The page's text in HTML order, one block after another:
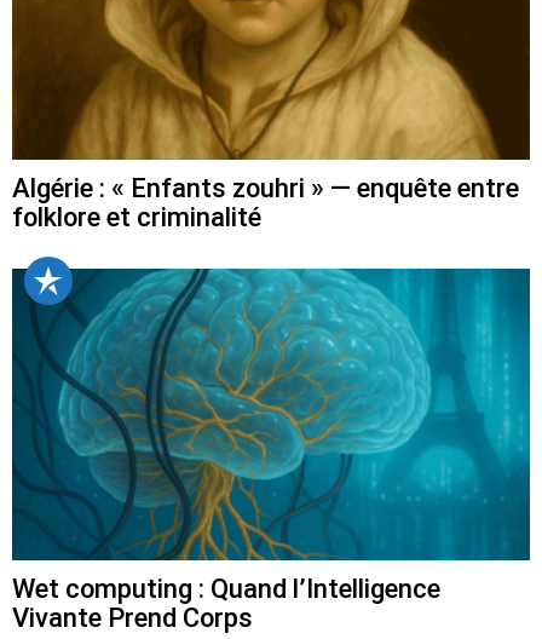
Algérie : « Enfants zouhri » — enquête entre
folklore et criminalité
Wet computing : Quand l’Intelligence
Vivante Prend Corps